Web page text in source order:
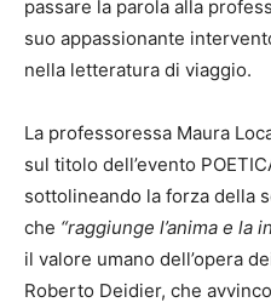
passare la parola alla
suo appassionante
nella letteratura di viaggio.
La professoressa Maura
sul titolo dell’evento
sottolineando la forza della
che “raggiunge l’anima e la
il valore umano dell’opera
Roberto Deidier, che